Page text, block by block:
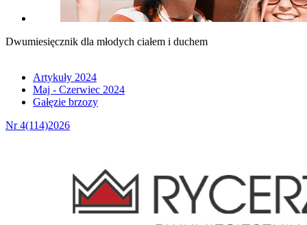
Dwumiesięcznik dla młodych ciałem i duchem
Artykuły 2024
Maj - Czerwiec 2024
Gałęzie brzozy
Nr 4(114)2026